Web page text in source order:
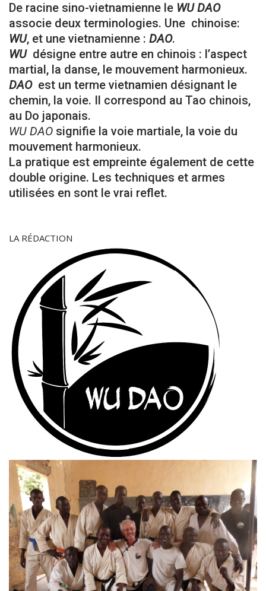
De racine sino-vietnamienne le WU DAO
associe deux terminologies. Une chinoise:
WU, et une vietnamienne : DAO.
WU désigne entre autre en chinois : l’aspect
martial, la danse, le mouvement harmonieux.
DAO est un terme vietnamien désignant le
chemin, la voie. Il correspond au Tao chinois,
au Do japonais.
WU DAO signifie la voie martiale, la voie du
mouvement harmonieux.
La pratique est empreinte également de cette
double origine. Les techniques et armes
utilisées en sont le vrai reflet.
LA RÉDACTION